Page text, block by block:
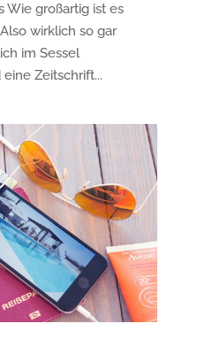
großartig ist es
wirklich so gar
im Sessel
Zeitschrift...